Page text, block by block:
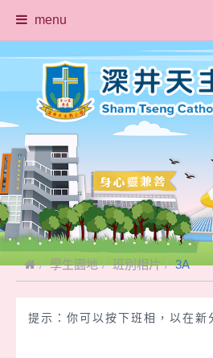
menu
學生園地 班別相片 3A
提示：你可以按下班相，以在新